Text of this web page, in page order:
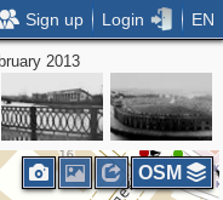
Sign up Login EN
2013
2
OSM